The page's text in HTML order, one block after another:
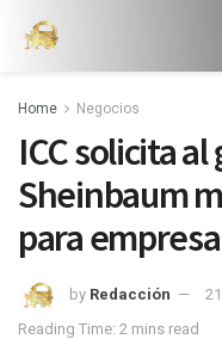
Home Negocios
ICC solicita
Sheinbaum
para
by Redacción
Reading Time: 2 mins read